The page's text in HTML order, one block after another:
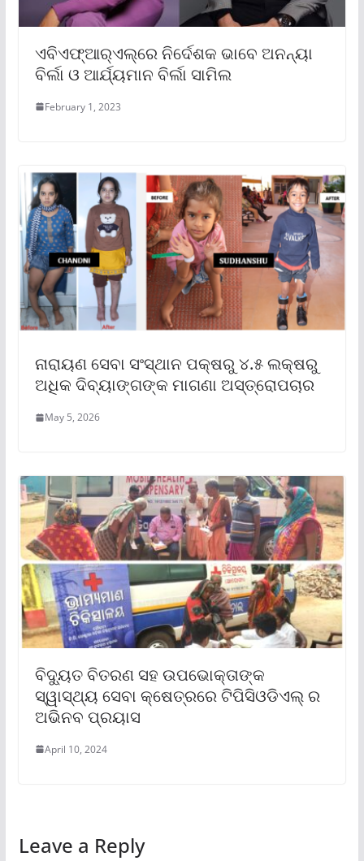
ଏବିଏଫ୍‌ଆର୍‌ଏଲ୍‌ରେ ନିର୍ଦେଶକ ଭାବେ ଅନନ୍ୟା
ବିର୍ଲା ଓ ଆର୍ଯ୍ୟମାନ ବିର୍ଲା ସାମିଲ
February 1, 2023
ନାରାୟଣ ସେବା ସଂସ୍ଥାନ ପକ୍ଷରୁ ୪.୫ ଲକ୍ଷରୁ
ଅଧିକ ଦିବ୍ୟାଙ୍ଗଙ୍କ ମାଗଣା ଅସ୍ତ୍ରୋପଚାର
May 5, 2026
ବିଦ୍ୟୁତ ବିତରଣ ସହ ଉପଭୋକ୍ତାଙ୍କ
ସ୍ୱାସ୍ଥ୍ୟ ସେବା କ୍ଷେତ୍ରରେ ଟିପିସିଓଡିଏଲ୍ ର
ଅଭିନବ ପ୍ରୟାସ
April 10, 2024
Leave a Reply